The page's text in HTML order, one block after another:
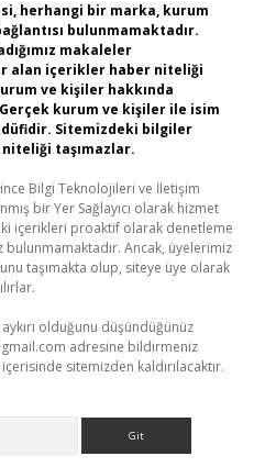
herhangi bir marka, kurum
bulunmamaktadır.
makaleler
alan içerikler haber niteliği
ve kişiler hakkında
kurum ve kişiler ile isim
Sitemizdeki bilgiler
taşımazlar.
Bilgi Teknolojileri ve İletişim
bir Yer Sağlayıcı olarak hizmet
içerikleri proaktif olarak denetleme
Ancak, üyelerimiz
taşımakta olup, siteye üye olarak
olduğunu düşündüğünüz
adresine bildirmeniz
sitemizden kaldırılacaktır.